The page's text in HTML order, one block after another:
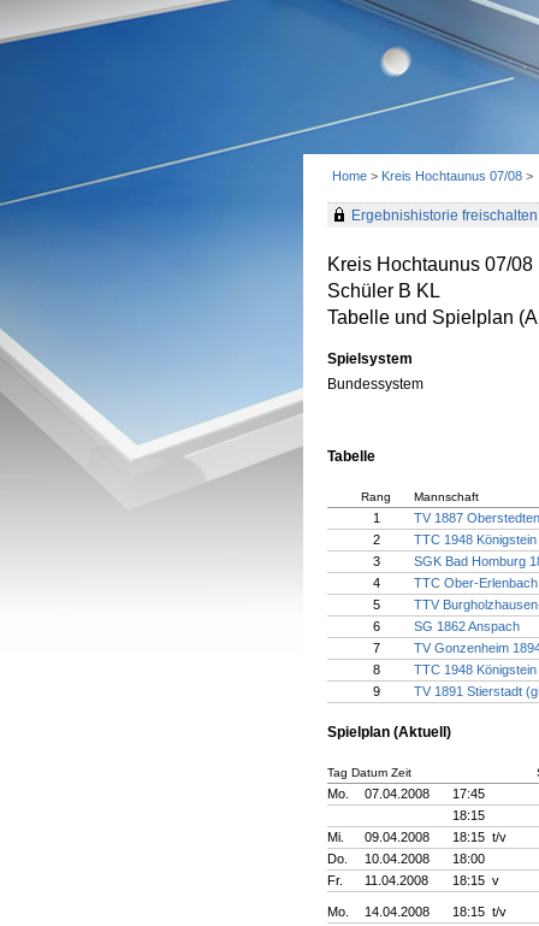
Home > Kreis Hochtaunus 07/08 >
Ergebnishistorie freischalten
Kreis Hochtaunus 07/08
Schüler B KL
Tabelle und Spielplan
Spielsystem
Bundessystem
Tabelle
Rang Mannschaft
1
TV 1887 Oberstedten
2
TTC 1948
3
SGK Bad Homburg
4
TTC Ober-
5
TTV
6
SG 1862 Anspach
7
TV Gonzenheim
8
TTC 1948 Königstein
9
TV 1891 Stierstadt
Spielplan (Aktuell)
Tag Datum Zeit
Mo. 07.04.2008
17:45
18:15
Mi.
09.04.2008
18:15 t/v
Do.
10.04.2008
18:00
Fr.
11.04.2008 18:15 v
Mo. 14.04.2008
18:15 t/v